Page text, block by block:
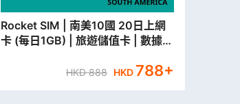
Rocket SIM | 南美10國 20日上網
卡 (每日1GB) | 旅遊儲值卡 | 數據卡
HKD888 HKD 788+